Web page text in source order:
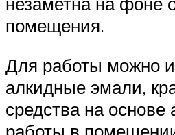
помещения.
Для работы можно
алкидные эмали,
средства на основе